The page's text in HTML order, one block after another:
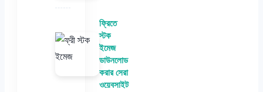
ফ্রিতে
স্টক
ইমেজ
ডাউনলোড
করার সেরা
ওয়েবসাইট